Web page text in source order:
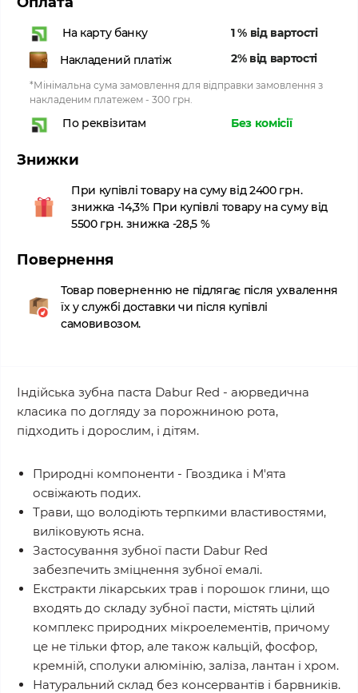
На карту банку
1 % від вартості
Накладений платіж
2% від вартості
*Мінімальна сума замовлення для відправки замовлення з
накладеним платежем - 300 грн.
По реквізитам Без комісії
Знижки
При купівлі товару на суму від 2400 грн.
знижка -14,3% При купівлі товару на суму від
5500 грн. знижка -28,5 %
Повернення
Товар поверненню не підлягає після ухвалення
їх у службі доставки чи після купівлі
самовивозом.
Індійська зубна паста Dabur Red - аюрведична
класика по догляду за порожниною рота,
підходить і дорослим, і дітям.
Природні компоненти - Гвоздика і М'ята
освіжають подих.
Трави, що володіють терпкими властивостями,
виліковують ясна.
Застосування зубної пасти Dabur Red
забезпечить зміцнення зубної емалі.
Екстракти лікарських трав і порошок глини, що
входять до складу зубної пасти, містять цілий
комплекс природних мікроелементів, причому
це не тільки фтор, але також кальцій, фосфор,
кремній, сполуки алюмінію, заліза, лантан і хром.
Натуральний склад без консервантів і барвників.